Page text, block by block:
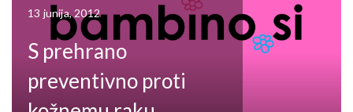
13 junija, 2012
S prehrano
preventivno proti